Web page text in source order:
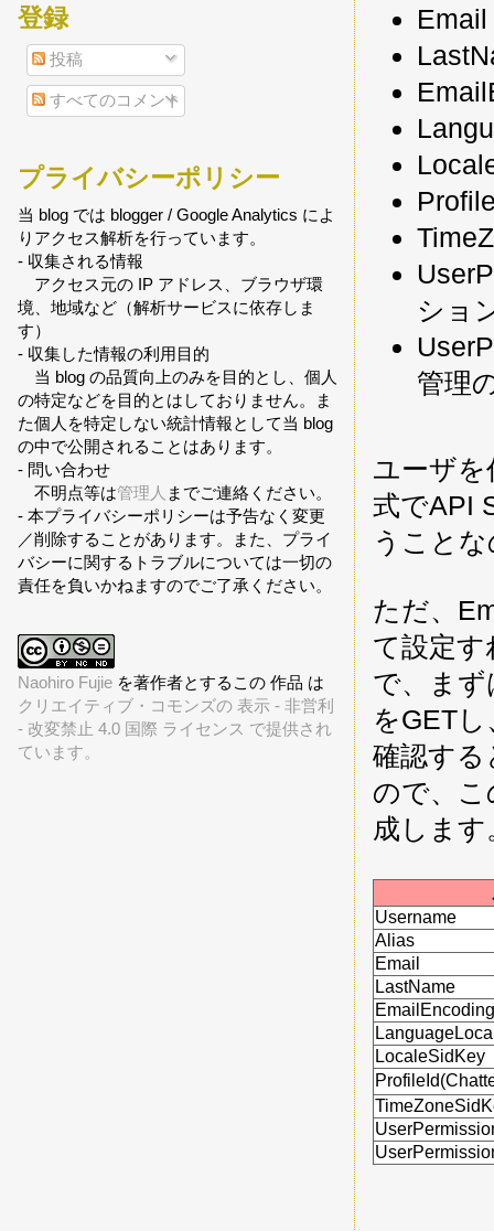
ショ
管理
ユーザ
式でAPI
うこと
ただ、
て設定
で、ま
をGET
確認す
ので、
成します
Username
Alias
Email
LastName
LocaleSidKey
登録
投稿
すべてのコメント
プライバシーポリシー
当 blog では blogger / Google Analytics によ
りアクセス解析を行っています。
- 収集される情報
アクセス元の IP アドレス、ブラウザ環
境、地域など（解析サービスに依存しま
す）
- 収集した情報の利用目的
当 blog の品質向上のみを目的とし、個人
の特定などを目的とはしておりません。ま
た個人を特定しない統計情報として当 blog
の中で公開されることはあります。
- 問い合わせ
不明点等は管理人 までご連絡ください。
- 本プライバシーポリシーは予告なく変更
／削除することがあります。また、プライ
バシーに関するトラブルについては一切の
責任を負いかねますのでご了承ください。
Naohiro Fujie を著作者とするこの 作品 は
クリエイティブ・コモンズの 表示 - 非営利
- 改変禁止 4.0 国際 ライセンス で提供され
ています。